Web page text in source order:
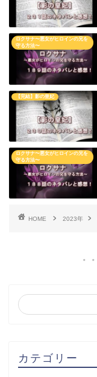
ロクサナ〜悪女がヒロインの兄を
守る方法〜
【完結】影の皇妃
ロクサナ〜悪女がヒロインの兄を
守る方法〜
HOME 2023年
カテゴリー